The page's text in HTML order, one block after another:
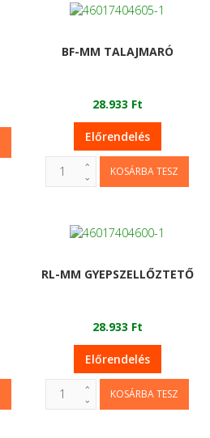
BF-MM TALAJMARÓ
28.933 Ft
Előrendelés
RL-MM GYEPSZELLŐZTETŐ
28.933 Ft
Előrendelés